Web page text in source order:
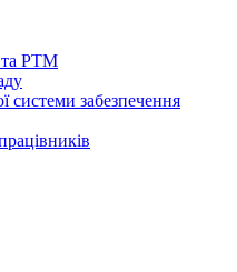
та РТМ
системи забезпечення